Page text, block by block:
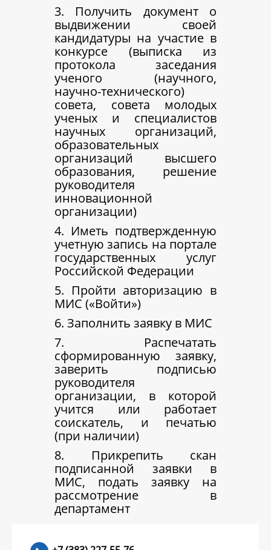
3. Получить документ о
выдвижении своей
кандидатуры на участие в
конкурсе (выписка из
протокола заседания
ученого (научного,
научно-технического)
совета, совета молодых
ученых и специалистов
научных организаций,
образовательных
организаций высшего
образования, решение
руководителя
инновационной
организации)
4. Иметь подтвержденную
учетную запись на портале
государственных услуг
Российской Федерации
5. Пройти авторизацию в
МИС («Войти»)
6. Заполнить заявку в МИС
7. Распечатать
сформированную заявку,
заверить подписью
руководителя
организации, в которой
учится или работает
соискатель, и печатью
(при наличии)
8. Прикрепить скан
подписанной заявки в
МИС, подать заявку на
рассмотрение в
департамент